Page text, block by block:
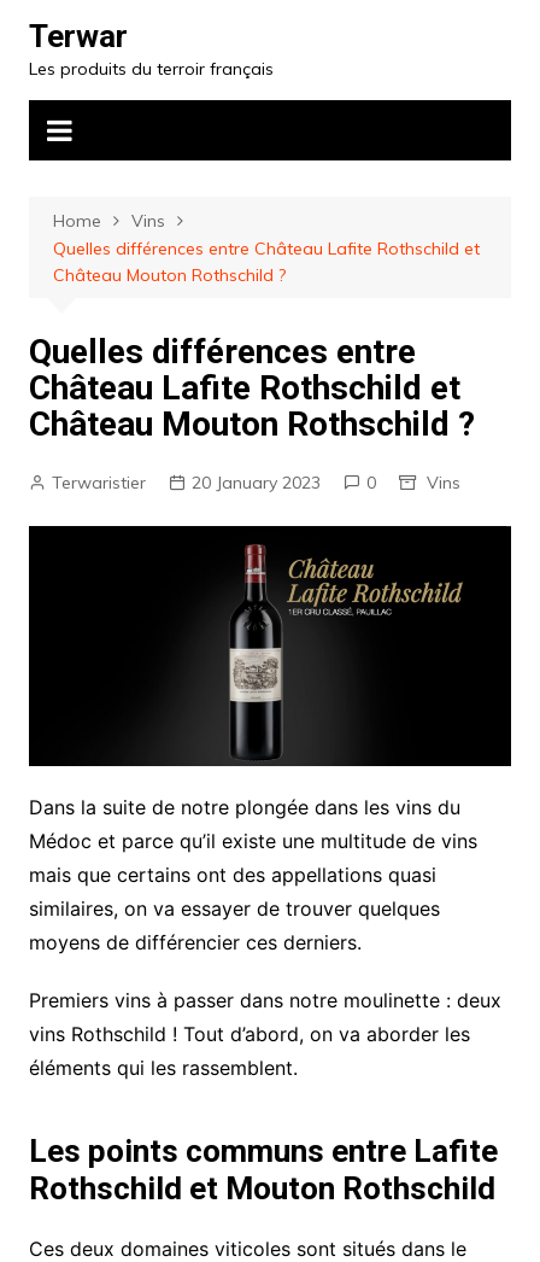
content
Terwar
Les produits du terroir français
Home
Vins
Quelles différences entre Château Lafite Rothschild et
Château Mouton Rothschild ?
Quelles différences entre
Château Lafite Rothschild et
Château Mouton Rothschild ?
Terwaristier 20 January 2023 0 Vins
Dans la suite de notre plongée dans les vins du
Médoc et parce qu’il existe une multitude de vins
mais que certains ont des appellations quasi
similaires, on va essayer de trouver quelques
moyens de différencier ces derniers.
Premiers vins à passer dans notre moulinette : deux
vins Rothschild ! Tout d’abord, on va aborder les
éléments qui les rassemblent.
Les points communs entre Lafite
Rothschild et Mouton Rothschild
Ces deux domaines viticoles sont situés dans le